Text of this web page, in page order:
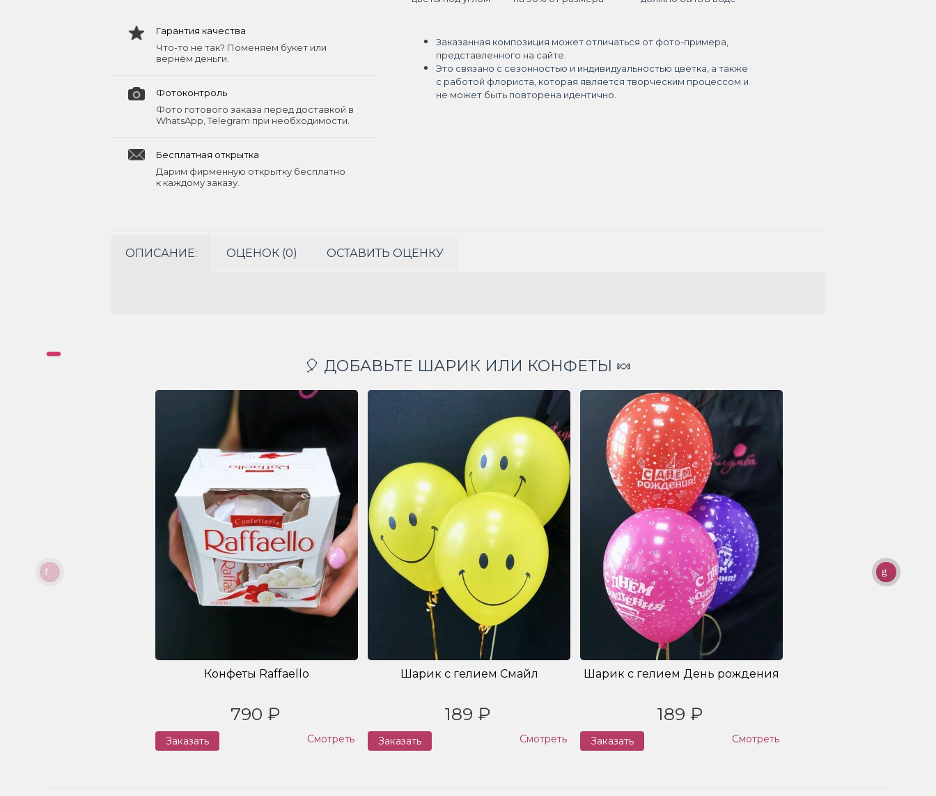
Гарантия качества
Что-то не так? Поменяем букет или
вернём деньги.
Фотоконтроль
Фото готового заказа перед доставкой в
WhatsApp, Telegram при необходимости.
Бесплатная открытка
Дарим фирменную открытку бесплатно
к каждому заказу.
Заказанная композиция может отличаться от фото-примера,
представленного на сайте.
Это связано с сезонностью и индивидуальностью цветка, а также
с работой флориста, которая является творческим процессом и
не может быть повторена идентично.
ОПИСАНИЕ: ОЦЕНОК (0) ОСТАВИТЬ ОЦЕНКУ
🎈 ДОБАВЬТЕ ШАРИК ИЛИ КОНФЕТЫ 🍬
Конфеты Raffaello
790 ₽
Заказать Смотреть
Шарик с гелием Смайл
189 ₽
Заказать Смотреть
Шарик с гелием День рождения
189 ₽
Заказать Смотреть